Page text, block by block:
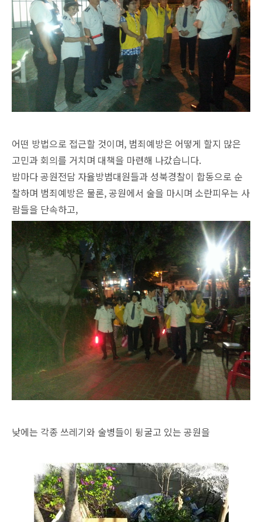
어떤 방법으로 접근할 것이며, 범죄예방은 어떻게 할지 많은
고민과 회의를 거치며 대책을 마련해 나갔습니다.
밤마다 공원전담 자율방범대원들과 성북경찰이 합동으로 순
찰하며 범죄예방은 물론, 공원에서 술을 마시며 소란피우는 사
람들을 단속하고,
낮에는 각종 쓰레기와 술병들이 뒹굴고 있는 공원을